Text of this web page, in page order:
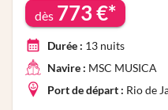
dès 773€*
Durée : 13 nuits
Navire : MSC MUSICA
Port de départ : Rio de